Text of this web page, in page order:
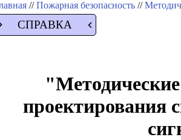
//Пожарная безопасность //
СПРАВКА
проектирования